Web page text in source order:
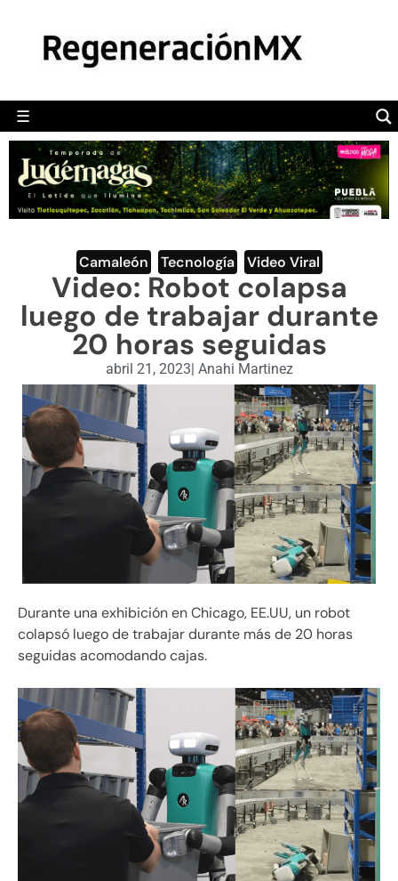
☰
POLÍTICA
CAMALEÓN
OPINIÓN
DEPORTES
ENGLISH SECTION
VIDEOS
Camaleón Tecnología Video Viral
Video: Robot colapsa
luego de trabajar durante
20 horas seguidas
abril 21, 2023| Anahi Martinez
Durante una exhibición en Chicago, EE.UU, un robot
colapsó luego de trabajar durante más de 20 horas
seguidas acomodando cajas.